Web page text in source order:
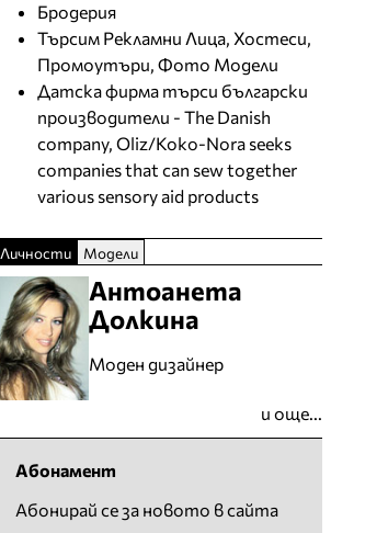
Бродерия
Търсим Рекламни Лица, Хостеси,
Промоутъри, Фото Модели
Датска фирма търси български
производители - The Danish
company, Oliz/Koko-Nora seeks
companies that can sew together
various sensory aid products
Личности Модели
Антоанета
Долкина
Моден дизайнер
и още...
Абонамент
Абонирай се за новото в сайта